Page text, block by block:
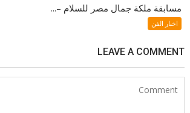
مسابقة ملكة جمال مصر للسلام –...
اخبار الفن
LEAVE A COMMENT